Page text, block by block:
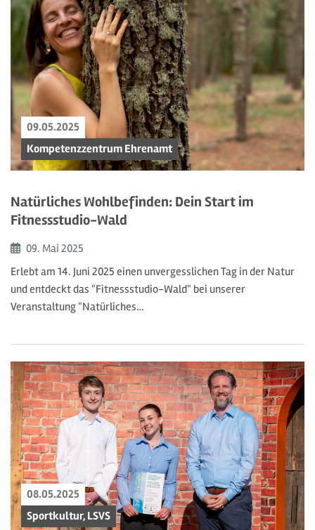
Natürliches Wohlbefinden: Dein Start im
Fitnessstudio-Wald
Beginn:
09. Mai 2025
Erlebt am 14. Juni 2025 einen unvergesslichen Tag in der Natur
und entdeckt das "Fitnessstudio-Wald" bei unserer
Veranstaltung "Natürliches…
09.05.2025
Kompetenzzentrum Ehrenamt
08.05.2025
Sportkultur, LSVS